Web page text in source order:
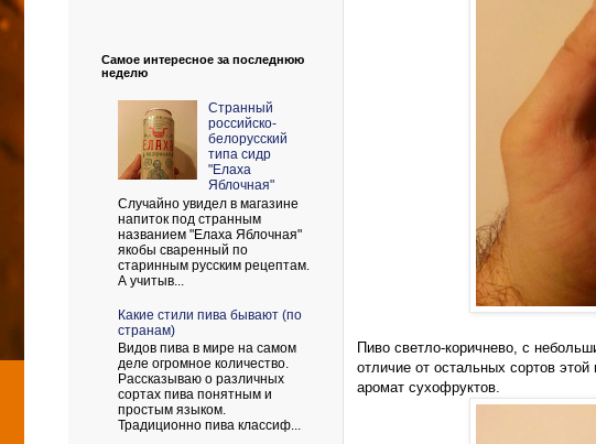
Пиво светло-коричнево, с
отличие от остальных сортов
аромат сухофруктов.
Самое интересное за последнюю
неделю
Странный
российско-
белорусский
типа сидр
"Елаха
Яблочная"
Случайно увидел в магазине
напиток под странным
названием "Елаха Яблочная"
якобы сваренный по
старинным русским рецептам.
А учитыв...
Какие стили пива бывают (по
странам)
Видов пива в мире на самом
деле огромное количество.
Рассказываю о различных
сортах пива понятным и
простым языком.
Традиционно пива классиф...